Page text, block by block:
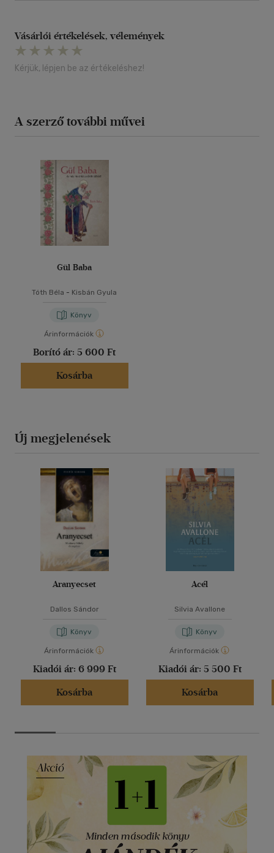
Vásárlói értékelések, vélemények
Kérjük, lépjen be az értékeléshez!
A szerző további művei
Gül Baba
Tóth Béla - Kisbán Gyula
Könyv
Árinformációk
Borító ár: 5 600 Ft
Kosárba
Új megjelenések
Aranyecset
Dallos Sándor
Könyv
Árinformációk
Kiadói ár: 6 999 Ft
Kosárba
Acél
Silvia Avallone
Könyv
Árinformációk
Kiadói ár: 5 500 Ft
Kosárba